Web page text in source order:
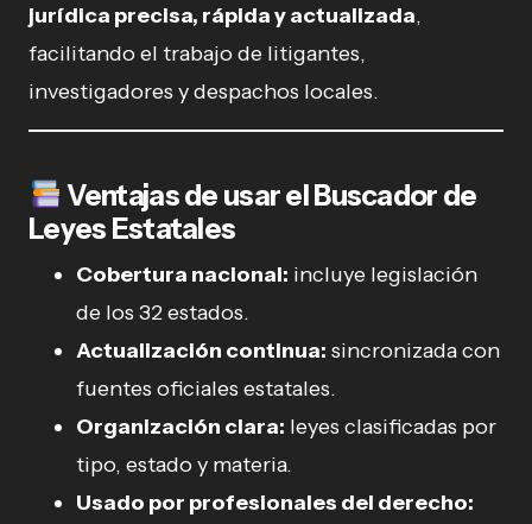
jurídica precisa, rápida y actualizada,
facilitando el trabajo de litigantes,
investigadores y despachos locales.
Ventajas de usar el Buscador de
Leyes Estatales
Cobertura nacional: incluye legislación
de los 32 estados.
Actualización continua: sincronizada con
fuentes oficiales estatales.
Organización clara: leyes clasificadas por
tipo, estado y materia.
Usado por profesionales del derecho: